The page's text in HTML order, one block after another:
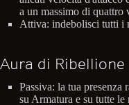
a un massimo di quattro
Attiva: indebolisci tutti i
Aura di Ribellione
Passiva: la tua
su Armatura e su tutte le